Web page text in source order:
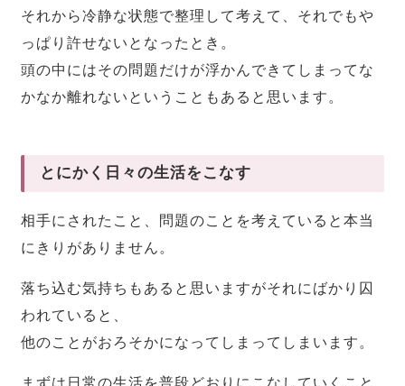
それから冷静な状態で整理して考えて、それでもや
っぱり許せないとなったとき。
頭の中にはその問題だけが浮かんできてしまってな
かなか離れないということもあると思います。
とにかく日々の生活をこなす
相手にされたこと、問題のことを考えていると本当
にきりがありません。
落ち込む気持ちもあると思いますがそれにばかり囚
われていると、
他のことがおろそかになってしまってしまいます。
まずは日常の生活を普段どおりにこなしていくこと